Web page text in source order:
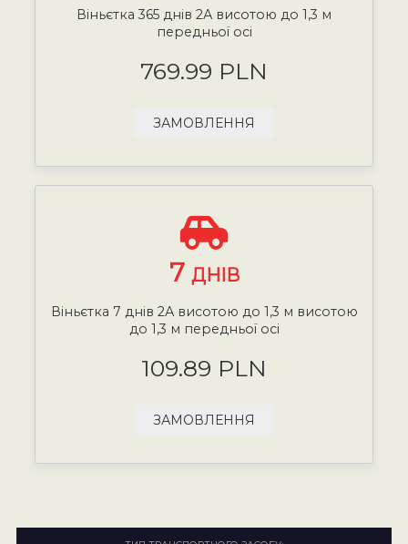
Віньєтка 365 днів 2А висотою до 1,3 м
передньої осі
769.99 PLN
ЗАМОВЛЕННЯ
7 ДНІВ
Віньєтка 7 днів 2А висотою до 1,3 м висотою
до 1,3 м передньої осі
109.89 PLN
ЗАМОВЛЕННЯ